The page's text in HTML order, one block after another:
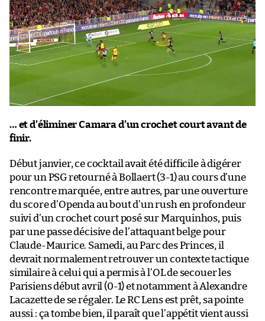
… et d’éliminer Camara d’un crochet court avant de
finir.
Début janvier, ce cocktail avait été difficile à digérer
pour un PSG retourné à Bollaert (3-1) au cours d’une
rencontre marquée, entre autres, par une ouverture
du score d’Openda au bout d’un rush en profondeur
suivi d’un crochet court posé sur Marquinhos, puis
par une passe décisive de l’attaquant belge pour
Claude-Maurice. Samedi, au Parc des Princes, il
devrait normalement retrouver un contexte tactique
similaire à celui qui a permis à l’OL de secouer les
Parisiens début avril (0-1) et notamment à Alexandre
Lacazette de se régaler. Le RC Lens est prêt, sa pointe
aussi : ça tombe bien, il paraît que l’appétit vient aussi